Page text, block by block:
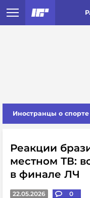
Иностранцы о спорте
Реакции
местном ТВ:
в финале ЛЧ
22.05.2026 0